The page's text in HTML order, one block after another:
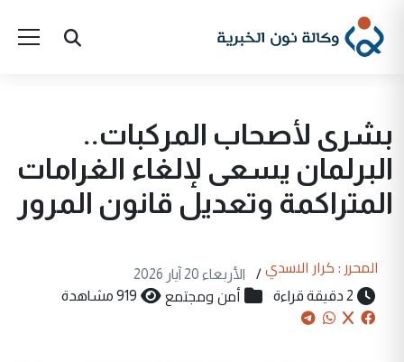
بشرى لأصحاب المركبات..
البرلمان يسعى لإلغاء الغرامات
المتراكمة وتعديل قانون المرور
المحرر : كرار الاسدي /
الأربعاء 20 آيار 2026
2 دقيقة قراءة
أمن ومجتمع 919 مشاهدة